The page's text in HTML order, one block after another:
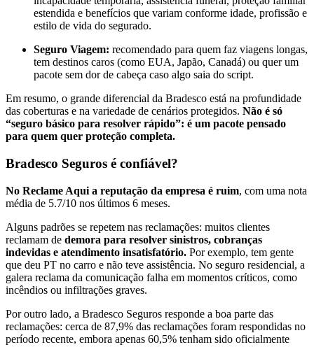
estendida e benefícios que variam conforme idade, profissão e
estilo de vida do segurado.
Seguro Viagem: recomendado para quem faz viagens longas,
tem destinos caros (como EUA, Japão, Canadá) ou quer um
pacote sem dor de cabeça caso algo saia do script.
Em resumo, o grande diferencial da Bradesco está na profundidade
das coberturas e na variedade de cenários protegidos. Não é só
“seguro básico para resolver rápido”: é um pacote pensado
para quem quer proteção completa.
Bradesco Seguros é confiável?
No Reclame Aqui a reputação da empresa é ruim, com uma nota
média de 5.7/10 nos últimos 6 meses.
Alguns padrões se repetem nas reclamações: muitos clientes
reclamam de demora para resolver sinistros, cobranças
indevidas e atendimento insatisfatório. Por exemplo, tem gente
que deu PT no carro e não teve assistência. No seguro residencial, a
galera reclama da comunicação falha em momentos críticos, como
incêndios ou infiltrações graves.
Por outro lado, a Bradesco Seguros responde a boa parte das
reclamações: cerca de 87,9% das reclamações foram respondidas no
período recente, embora apenas 60,5% tenham sido oficialmente